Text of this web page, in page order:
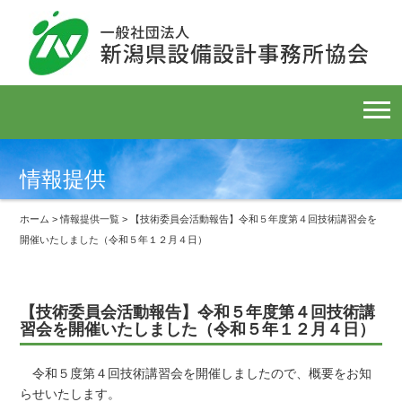
情報提供
ホーム >情報提供一覧 > 【技術委員会活動報告】令和５年度第４回技術講習会を
開催いたしました（令和５年１２月４日）
【技術委員会活動報告】令和５年度第４回技術講
習会を開催いたしました（令和５年１２月４日）
令和５度第４回技術講習会を開催しましたので、概要をお知
らせいたします。